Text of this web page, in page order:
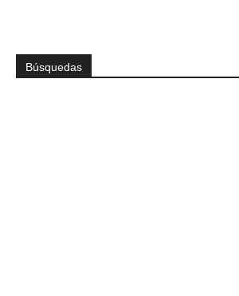
Búsquedas